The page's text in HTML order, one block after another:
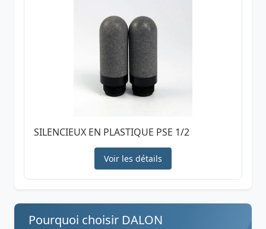
SILENCIEUX EN PLASTIQUE PSE 1/2
Voir les détails
Pourquoi choisir DALON